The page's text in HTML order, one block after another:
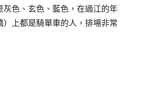
灰色、玄色、藍色，在過江的年
）上都是騎單車的人，排場非常